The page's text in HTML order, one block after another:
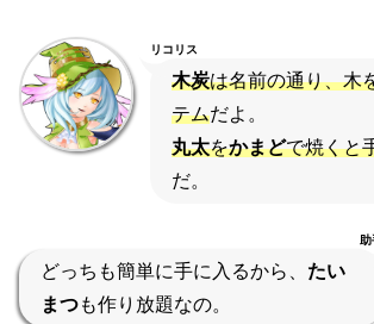
リコリス
木炭は名前の通り、木
テムだよ。
丸太をかまどで焼くと
だ。
どっちも簡単に手に入るから、 たい
まつも作り放題なの。